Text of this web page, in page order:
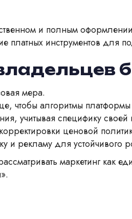
и полным
инструментов для
мера.
чтобы алгоритмы
учитывая специфику
ценовой
и рекламу для устойчивого
маркетинг как